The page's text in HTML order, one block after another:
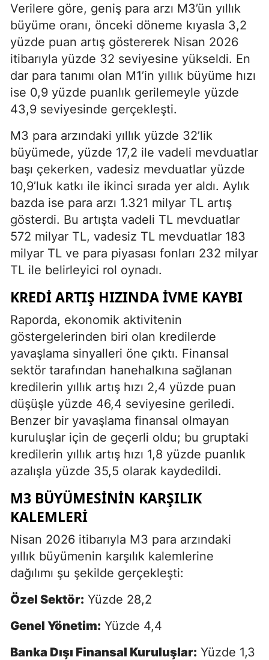
Verilere göre, geniş para arzı M3’ün yıllık
büyüme oranı, önceki döneme kıyasla 3,2
yüzde puan artış göstererek Nisan 2026
itibarıyla yüzde 32 seviyesine yükseldi. En
dar para tanımı olan M1’in yıllık büyüme hızı
ise 0,9 yüzde puanlık gerilemeyle yüzde
43,9 seviyesinde gerçekleşti.
M3 para arzındaki yıllık yüzde 32’lik
büyümede, yüzde 17,2 ile vadeli mevduatlar
başı çekerken, vadesiz mevduatlar yüzde
10,9’luk katkı ile ikinci sırada yer aldı. Aylık
bazda ise para arzı 1.321 milyar TL artış
gösterdi. Bu artışta vadeli TL mevduatlar
572 milyar TL, vadesiz TL mevduatlar 183
milyar TL ve para piyasası fonları 232 milyar
TL ile belirleyici rol oynadı.
KREDI ARTIŞ HIZINDA İVME KAYBI
Raporda, ekonomik aktivitenin
göstergelerinden biri olan kredilerde
yavaşlama sinyalleri öne çıktı. Finansal
sektör tarafından hanehalkına sağlanan
kredilerin yıllık artış hızı 2,4 yüzde puan
düşüşle yüzde 46,4 seviyesine geriledi.
Benzer bir yavaşlama finansal olmayan
kuruluşlar için de geçerli oldu; bu gruptaki
kredilerin yıllık artış hızı 1,8 yüzde puanlık
azalışla yüzde 35,5 olarak kaydedildi.
M3 BÜYÜMESININ KARŞILIK
KALEMLERI
Nisan 2026 itibarıyla M3 para arzındaki
yıllık büyümenin karşılık kalemlerine
dağılımı şu şekilde gerçekleşti:
Özel Sektör: Yüzde 28,2
Genel Yönetim: Yüzde 4,4
Banka Dışı Finansal Kuruluşlar: Yüzde 1,3